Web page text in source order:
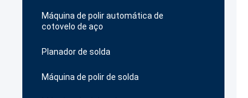
Máquina de polir automática de
cotovelo de aço
Planador de solda
Máquina de polir de solda